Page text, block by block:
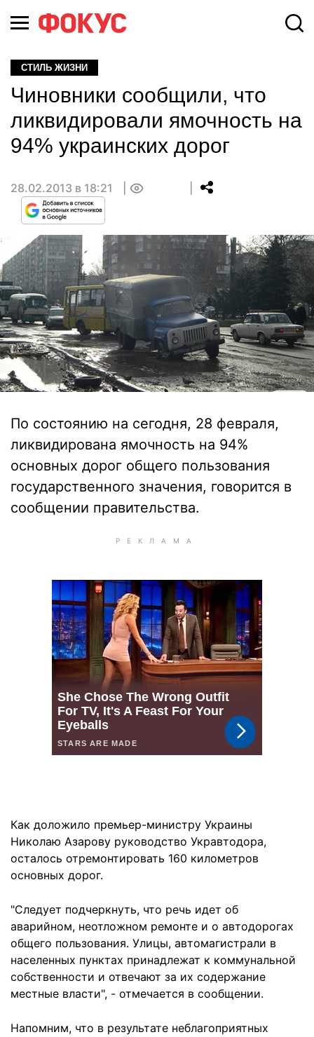
СТИЛЬ ЖИЗНИ
Чиновники сообщили, что
ликвидировали ямочность на
94% украинских дорог
28.02.2013 в 18:21
По состоянию на сегодня, 28 февраля,
ликвидирована ямочность на 94%
основных дорог общего пользования
государственного значения, говорится в
сообщении правительства.
Как доложило премьер-министру Украины
Николаю Азарову руководство Укравтодора,
осталось отремонтировать 160 километров
основных дорог.
"Следует подчеркнуть, что речь идет об
аварийном, неотложном ремонте и о автодорогах
общего пользования. Улицы, автомагистрали в
населенных пунктах принадлежат к коммунальной
собственности и отвечают за их содержание
местные власти", - отмечается в сообщении.
Напомним, что в результате неблагоприятных